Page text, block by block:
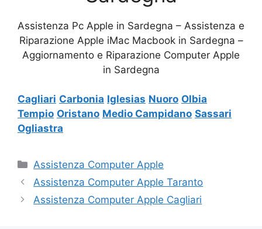
Assistenza Pc Apple in Sardegna – Assistenza e
Riparazione Apple iMac Macbook in Sardegna –
Aggiornamento e Riparazione Computer Apple
in Sardegna
Cagliari Carbonia Iglesias Nuoro Olbia
Tempio Oristano Medio Campidano Sassari
Ogliastra
Categorie
Assistenza Computer Apple
Assistenza Computer Apple Taranto
Assistenza Computer Apple Cagliari